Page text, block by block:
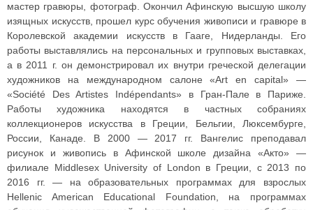
мастер гравюры, фотограф. Окончил Афинскую высшую школу
изящных искусств, прошел курс обучения живописи и гравюре в
Королевской академии искусств в Гааге, Нидерланды. Его
работы выставлялись на персональных и групповых выставках,
а в 2011 г. он демонстрировал их внутри греческой делегации
художников на международном салоне «Art en capital» —
«Société Des Artistes Indépendants» в Гран-Пале в Париже.
Работы художника находятся в частных собраниях
коллекционеров искусства в Греции, Бельгии, Люксембурге,
России, Канаде. В 2000 — 2017 гг. Вангелис преподавал
рисунок и живопись в Афинской школе дизайна «Акто» —
филиале Middlesex University of London в Греции, с 2013 по
2016 гг. — на образовательных программах для взрослых
Hellenic American Educational Foundation, на программах